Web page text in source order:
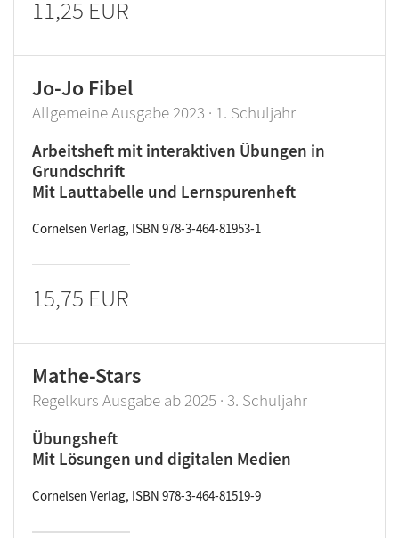
11,25 EUR
Jo-Jo Fibel
Allgemeine Ausgabe 2023 · 1. Schuljahr
Arbeitsheft mit interaktiven Übungen in
Grundschrift
Mit Lauttabelle und Lernspurenheft
Cornelsen Verlag, ISBN 978-3-464-81953-1
15,75 EUR
Mathe-Stars
Regelkurs Ausgabe ab 2025 · 3. Schuljahr
Übungsheft
Mit Lösungen und digitalen Medien
Cornelsen Verlag, ISBN 978-3-464-81519-9